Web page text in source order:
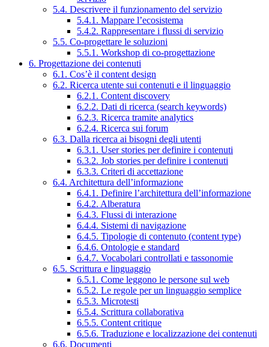
5.4. Descrivere il funzionamento del servizio
5.4.1. Mappare l’ecosistema
5.4.2. Rappresentare i flussi di servizio
5.5. Co-progettare le soluzioni
5.5.1. Workshop di co-progettazione
6. Progettazione dei contenuti
6.1. Cos’è il content design
6.2. Ricerca utente sui contenuti e il linguaggio
6.2.1. Content discovery
6.2.2. Dati di ricerca (search keywords)
6.2.3. Ricerca tramite analytics
6.2.4. Ricerca sui forum
6.3. Dalla ricerca ai bisogni degli utenti
6.3.1. User stories per definire i contenuti
6.3.2. Job stories per definire i contenuti
6.3.3. Criteri di accettazione
6.4. Architettura dell’informazione
6.4.1. Definire l’architettura dell’informazione
6.4.2. Alberatura
6.4.3. Flussi di interazione
6.4.4. Sistemi di navigazione
6.4.5. Tipologie di contenuto (content type)
6.4.6. Ontologie e standard
6.4.7. Vocabolari controllati e tassonomie
6.5. Scrittura e linguaggio
6.5.1. Come leggono le persone sul web
6.5.2. Le regole per un linguaggio semplice
6.5.3. Microtesti
6.5.4. Scrittura collaborativa
6.5.5. Content critique
6.5.6. Traduzione e localizzazione dei contenuti
6.6. Documenti